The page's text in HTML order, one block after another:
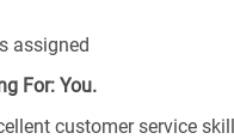
assigned
For: You.
customer service